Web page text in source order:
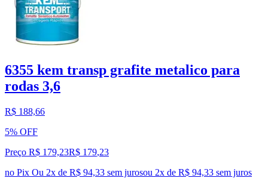
6355 kem transp grafite metalico para
rodas 3,6
R$ 188,66
5% OFF
Preço R$ 179,23R$ 179,23
no Pix Ou 2x de R$ 94,33 sem jurosou 2x de R$ 94,33 sem juros